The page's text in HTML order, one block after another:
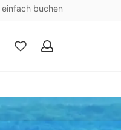
buchen
Meine